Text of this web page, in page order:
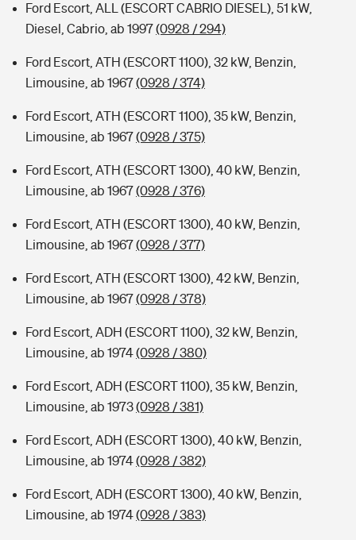
Wer versichert was: Jetzt Versicherer finden
Sie haben Fragen?
Musikinstrumentenversicherung
Zur Übersicht
Tools
Kinderunfall-Check: Mehr Sicherheit für deine Kids
Sie haben Fragen?
Ford Escort, ALL (ESCORT CABRIO DIESEL), 51 kW,
Diesel, Cabrio, ab 1997(0928 / 294)
Ford Escort, ATH (ESCORT 1100), 32 kW, Benzin,
Limousine, ab 1967(0928 / 374)
Ford Escort, ATH (ESCORT 1100), 35 kW, Benzin,
Limousine, ab 1967(0928 / 375)
Ford Escort, ATH (ESCORT 1300), 40 kW, Benzin,
Limousine, ab 1967(0928 / 376)
Ford Escort, ATH (ESCORT 1300), 40 kW, Benzin,
Limousine, ab 1967(0928 / 377)
Ford Escort, ATH (ESCORT 1300), 42 kW, Benzin,
Limousine, ab 1967(0928 / 378)
Ford Escort, ADH (ESCORT 1100), 32 kW, Benzin,
Limousine, ab 1974(0928 / 380)
Ford Escort, ADH (ESCORT 1100), 35 kW, Benzin,
Limousine, ab 1973(0928 / 381)
Ford Escort, ADH (ESCORT 1300), 40 kW, Benzin,
Limousine, ab 1974(0928 / 382)
Ford Escort, ADH (ESCORT 1300), 40 kW, Benzin,
Limousine, ab 1974(0928 / 383)